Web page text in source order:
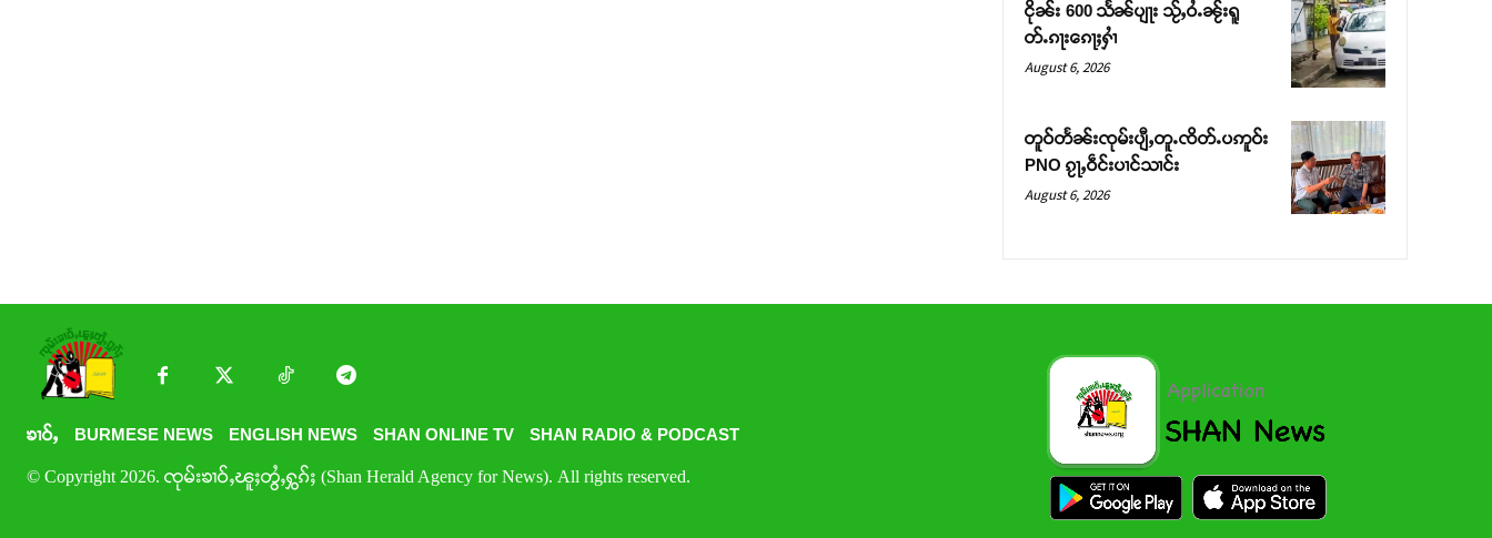
ငိုၼ်း 600 သႅၼ်ပျႃး သႂ်ႇဝႆႉၼႂ်းရူ
တ်ႉၵႃးၵေႃႈႁၢႆ
August 6, 2026
တူဝ်တႅၼ်းၸုမ်းပျီႇတူႉၸိတ်ႉပဢူဝ်း
PNO ၵႂႃႇဝဵင်းပၢင်သၢင်း
August 6, 2026
ၶၢဝ်ႇ BURMESE NEWS ENGLISH NEWS SHAN ONLINE TV SHAN RADIO & PODCAST
© Copyright 2026. ၸုမ်းၶၢဝ်ႇၽူႈတွႆႇႁွၵ်ႈ (Shan Herald Agency for News). All rights reserved.